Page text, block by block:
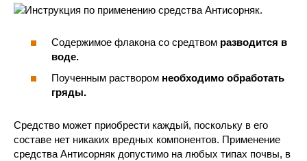
Содержимое флакона со средтвом разводится в
воде.
Поученным раствором необходимо обработать
гряды.
Средство может приобрести каждый, поскольку в его
составе нет никаких вредных компонентов. Применение
средства Антисорняк допустимо на любых типах почвы, в